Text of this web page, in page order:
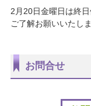
2月20日金曜日は終日
ご了解お願いいたしま
お問合せ